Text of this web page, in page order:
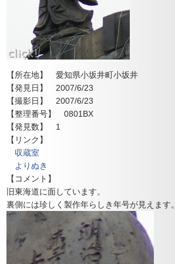
【所在地】 愛知県小坂井町小坂井
【発見日】 2007/6/23
【撮影日】 2007/6/23
【整理番号】 0801BX
【発見数】 1
【リンク】
収蔵室
よりぬき
【コメント】
旧東海道に面しています。
裏側には珍しく製作年らしき年号が見えます。